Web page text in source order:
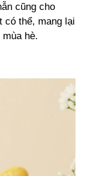
cũng cho
có thể, mang lại
hè.